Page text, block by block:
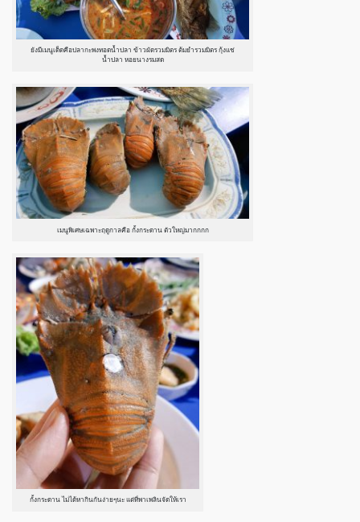
ยังมีเมนูเด็ดคือปลากะพงทอดน้ำปลา ข้าวผัดรวมมิตร ต้มยำรวมมิตร กุ้งแช่
น้ำปลา หอยนางรมสด
เมนูพิเศษเฉพาะฤดูกาลคือ กั้งกระดาน ตัวใหญ่มากกกก
กั้งกระดาน ไม่ได้หากินกันง่ายๆนะ แต่ที่พาเพลินจัดให้เรา